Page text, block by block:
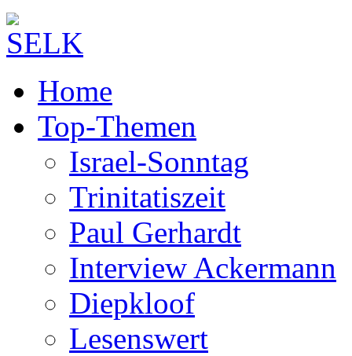
Home
Top-Themen
Israel-Sonntag
Trinitatiszeit
Paul Gerhardt
Interview Ackermann
Diepkloof
Lesenswert